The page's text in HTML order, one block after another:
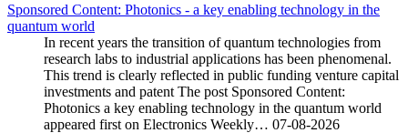
Sponsored Content: Photonics - a key enabling technology in the
quantum world
In recent years the transition of quantum technologies from
research labs to industrial applications has been phenomenal.
This trend is clearly reflected in public funding venture capital
investments and patent The post Sponsored Content:
Photonics a key enabling technology in the quantum world
appeared first on Electronics Weekly… 07-08-2026